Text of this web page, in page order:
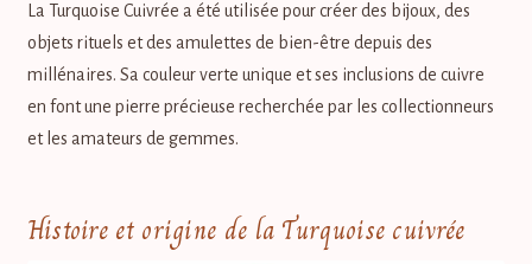
Cornaline, Pierre de l’énergie
Fluorite, Pierre de la concentration
Jade de Birmanie, Pierre de l’équilibre
La Turquoise Cuivrée a été utilisée pour créer des bijoux, des
objets rituels et des amulettes de bien-être depuis des
millénaires. Sa couleur verte unique et ses inclusions de cuivre
en font une pierre précieuse recherchée par les collectionneurs
et les amateurs de gemmes.
Histoire et origine de la Turquoise cuivrée